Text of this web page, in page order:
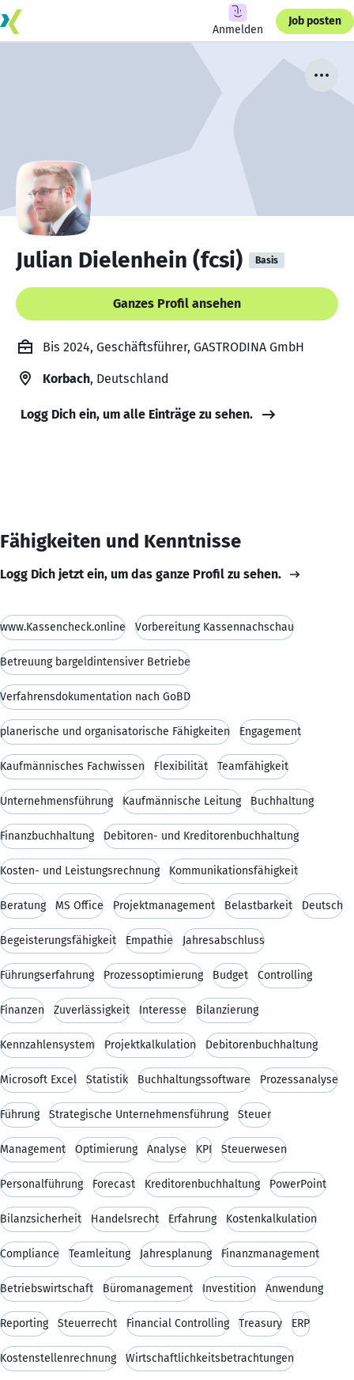
Anmelden
Job posten
Julian Dielenhein (fcsi) Basis
Ganzes Profil ansehen
Bis 2024, Geschäftsführer, GASTRODINA GmbH
Korbach, Deutschland
Logg Dich ein, um alle Einträge zu sehen.
Fähigkeiten und Kenntnisse
Logg Dich jetzt ein, um das ganze Profil zu sehen.
www.Kassencheck.online Vorbereitung Kassennachschau
Betreuung bargeldintensiver Betriebe
Verfahrensdokumentation nach GoBD
planerische und organisatorische Fähigkeiten Engagement
Kaufmännisches Fachwissen Flexibilität Teamfähigkeit
Unternehmensführung Kaufmännische Leitung Buchhaltung
Finanzbuchhaltung Debitoren- und Kreditorenbuchhaltung
Kosten- und Leistungsrechnung Kommunikationsfähigkeit
Beratung MS Office Projektmanagement Belastbarkeit Deutsch
Begeisterungsfähigkeit Empathie Jahresabschluss
Führungserfahrung Prozessoptimierung Budget Controlling
Finanzen Zuverlässigkeit Interesse Bilanzierung
Kennzahlensystem Projektkalkulation Debitorenbuchhaltung
Microsoft Excel Statistik Buchhaltungssoftware Prozessanalyse
Führung Strategische Unternehmensführung Steuer
Management Optimierung Analyse KPI Steuerwesen
Personalführung Forecast Kreditorenbuchhaltung PowerPoint
Bilanzsicherheit Handelsrecht Erfahrung Kostenkalkulation
Compliance Teamleitung Jahresplanung Finanzmanagement
Betriebswirtschaft Büromanagement Investition Anwendung
Reporting Steuerrecht Financial Controlling Treasury ERP
Kostenstellenrechnung Wirtschaftlichkeitsbetrachtungen